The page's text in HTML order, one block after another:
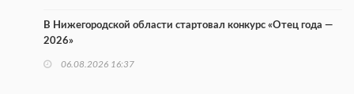
В Нижегородской области стартовал конкурс «Отец года —
2026»
06.08.2026 16:37